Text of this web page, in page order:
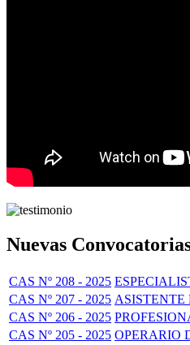
Nuevas
CAS Nº 208 - 2025
CAS Nº 207 - 2025 ASISTENTE
CAS Nº 206 - 2025
CAS Nº 205 - 2025 OPERARIO